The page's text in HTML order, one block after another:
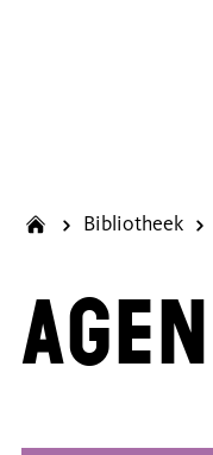
Bibliotheek